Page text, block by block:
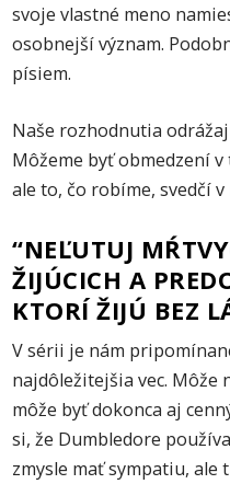
svoje vlastné meno
osobnejší význam.
písiem.
Naše rozhodnutia
Môžeme byť obmedzení
ale to, čo robíme, svedčí
“NEĽUTUJ
ŽIJÚCICH A
KTORÍ ŽIJÚ BEZ
V sérii je nám
najdôležitejšia vec. Môže
môže byť dokonca aj
si, že Dumbledore
zmysle mať sympatiu, ale